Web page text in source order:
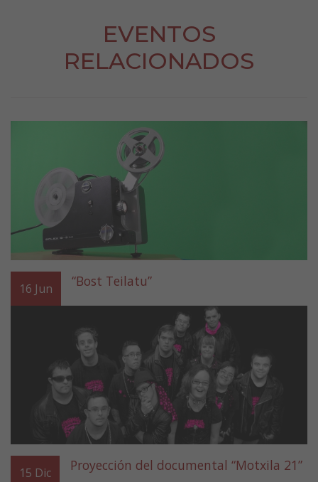
EVENTOS
RELACIONADOS
16 Jun “Bost Teilatu”
15 Dic Proyección del documental “Motxila 21”